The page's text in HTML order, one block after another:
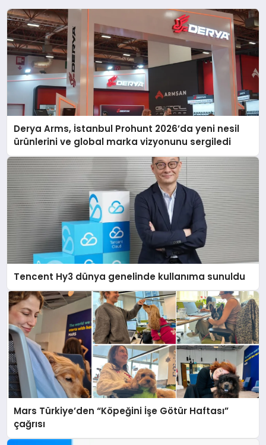
Derya Arms, İstanbul Prohunt 2026’da yeni nesil
ürünlerini ve global marka vizyonunu sergiledi
Tencent Hy3 dünya genelinde kullanıma sunuldu
Mars Türkiye’den “Köpeğini İşe Götür Haftası”
çağrısı